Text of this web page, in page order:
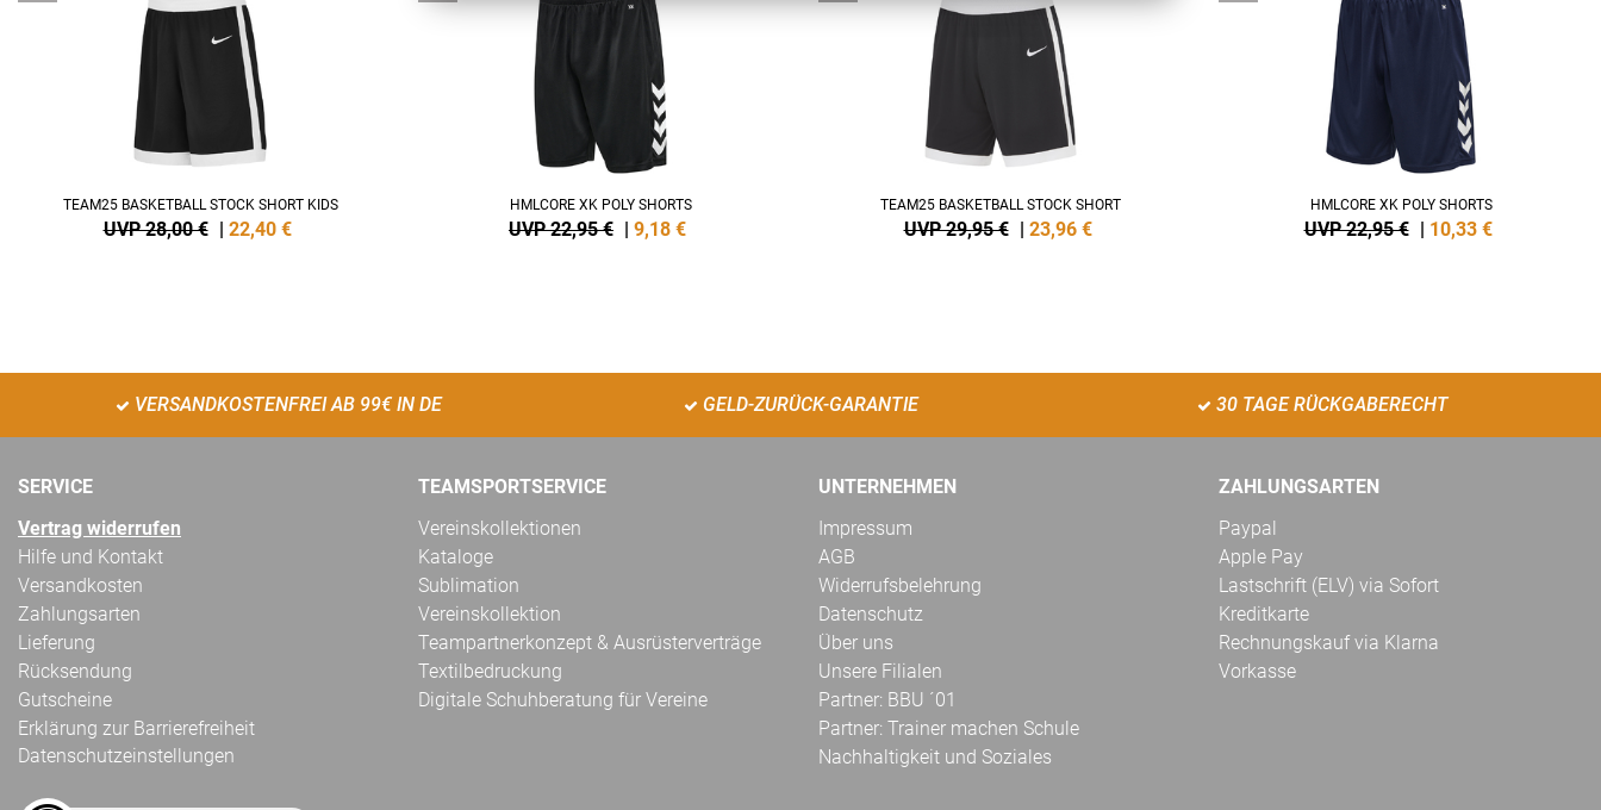
TEAM25 BASKETBALL STOCK SHORT KIDS
UVP 28,00 € 22,40 €
HMLCORE XK POLY SHORTS
UVP 22,95 € 9,18 €
TEAM25 BASKETBALL STOCK SHORT
UVP 29,95 € 23,96 €
HMLCORE XK POLY SHORTS
UVP 22,95 € 10,33 €
VERSANDKOSTENFREI AB 99€ IN DE GELD-ZURÜCK-GARANTIE 30 TAGE RÜCKGABERECHT
SERVICE
Vertrag widerrufen
Hilfe und Kontakt
Versandkosten
Zahlungsarten
Lieferung
Rücksendung
Gutscheine
Erklärung zur Barrierefreiheit
Datenschutzeinstellungen
TEAMSPORTSERVICE
Vereinskollektionen
Kataloge
Sublimation
Vereinskollektion
Teampartnerkonzept & Ausrüsterverträge
Textilbedruckung
Digitale Schuhberatung für Vereine
UNTERNEHMEN
Impressum
AGB
Widerrufsbelehrung
Datenschutz
Über uns
Unsere Filialen
Partner: BBU ´01
Partner: Trainer machen Schule
Nachhaltigkeit und Soziales
ZAHLUNGSARTEN
Paypal
Apple Pay
Lastschrift (ELV) via Sofort
Kreditkarte
Rechnungskauf via Klarna
Vorkasse